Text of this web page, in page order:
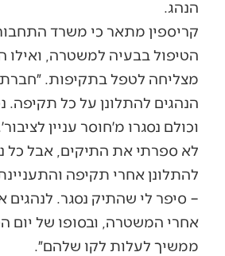
הנהג.
קריספין מתאר כי משרד
הטיפול בבעיה למשטרה,
מצליחה לטפל בתקיפות.
וכולם נסגרו מ׳חוסר עניין
לא ספרתי את התיקים, אבל כל
להתלונן אחרי תקיפה
– סיפר לי שהתיק נסגר. לנהגים
אחרי המשטרה, ובסופו של יום
ממשיך לעלות לקו שלהם״.